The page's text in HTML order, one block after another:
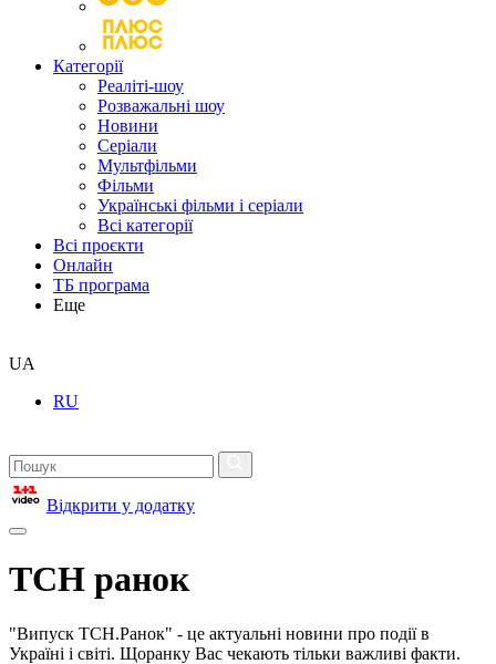
Категорії
Реаліті-шоу
Розважальні шоу
Новини
Серіали
Мультфільми
Фільми
Українські фільми і серіали
Всі категорії
Всі проєкти
Онлайн
ТБ програма
Еще
UA
RU
Відкрити у додатку
ТСН ранок
"Випуск ТСН.Ранок" - це актуальні новини про події в
Україні і світі. Щоранку Вас чекають тільки важливі факти.